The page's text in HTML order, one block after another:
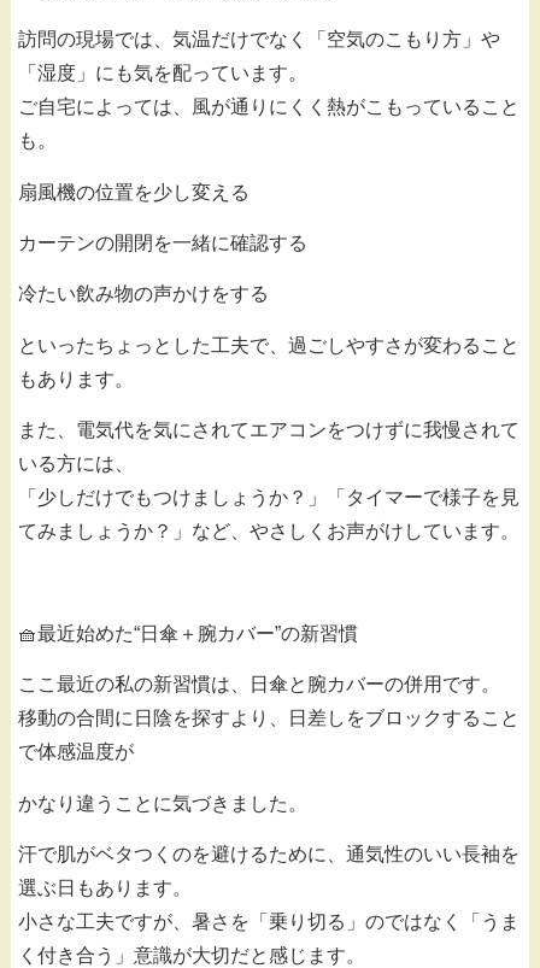
訪問の現場では、気温だけでなく「空気のこもり方」や
「湿度」にも気を配っています。
ご自宅によっては、風が通りにくく熱がこもっていること
も。
扇風機の位置を少し変える
カーテンの開閉を一緒に確認する
冷たい飲み物の声かけをする
といったちょっとした工夫で、過ごしやすさが変わること
もあります。
また、電気代を気にされてエアコンをつけずに我慢されて
いる方には、
「少しだけでもつけましょうか？」「タイマーで様子を見
てみましょうか？」など、やさしくお声がけしています。
🧺最近始めた“日傘＋腕カバー”の新習慣
ここ最近の私の新習慣は、日傘と腕カバーの併用です。
移動の合間に日陰を探すより、日差しをブロックすること
で体感温度が
かなり違うことに気づきました。
汗で肌がベタつくのを避けるために、通気性のいい長袖を
選ぶ日もあります。
小さな工夫ですが、暑さを「乗り切る」のではなく「うま
く付き合う」意識が大切だと感じます。